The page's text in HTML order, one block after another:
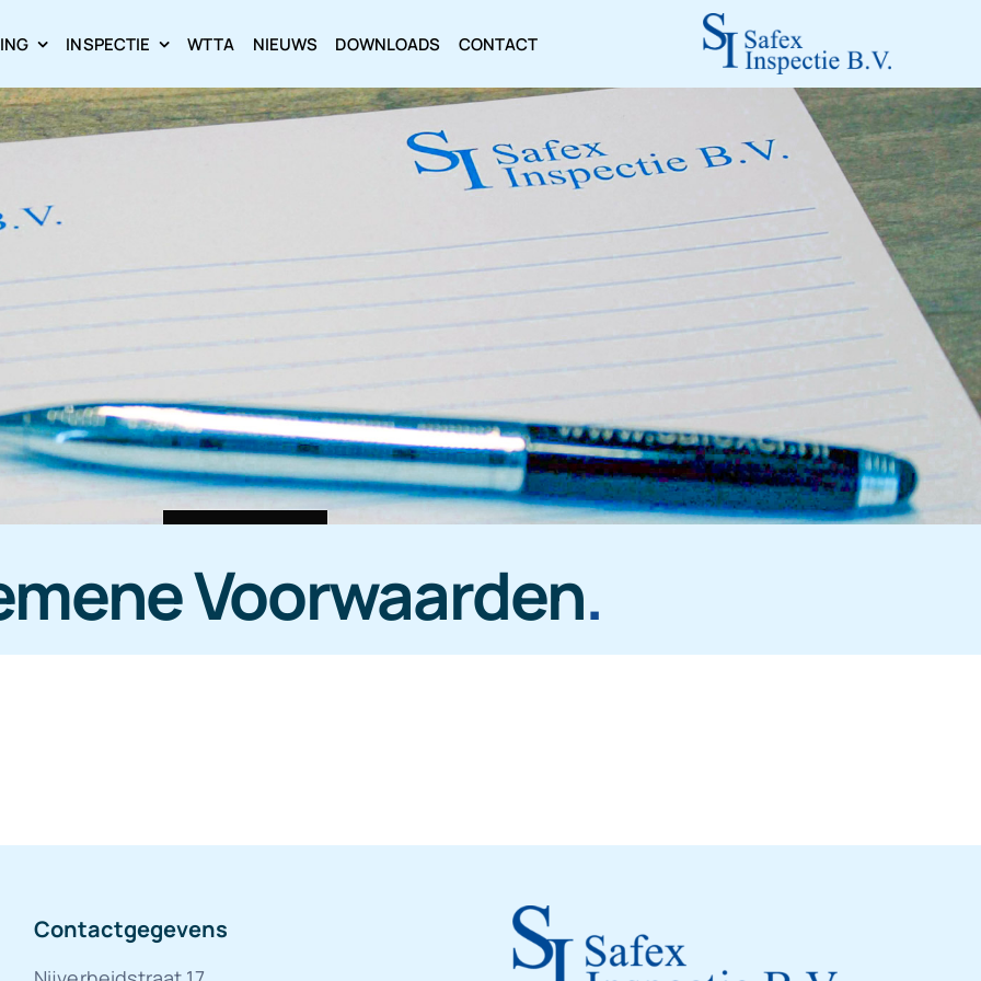
INSPECTIE WTTA NIEUWS DOWNLOADS CONTACT
Loading...
Voorwaarden.
Contactgegevens